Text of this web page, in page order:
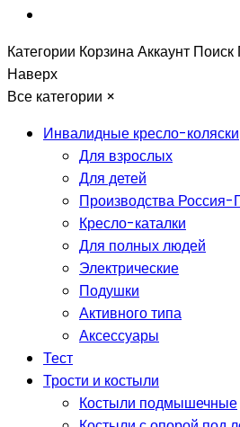
Категории КорзинаАккаунт Поиск
Наверх
Все категории ×
Инвалидные кресло-коляски
Для взрослых
Для детей
Производства Россия-
Кресло-каталки
Для полных людей
Электрические
Подушки
Активного типа
Аксессуары
Тест
Трости и костыли
Костыли подмышечные